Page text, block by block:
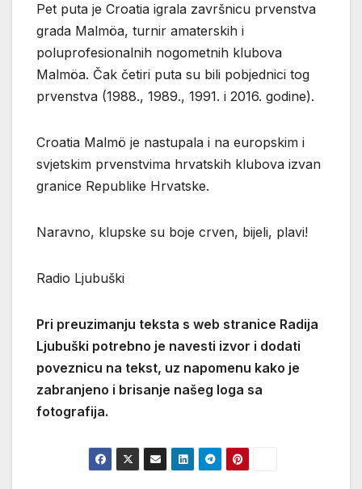
Pet puta je Croatia igrala završnicu prvenstva
grada Malmöa, turnir amaterskih i
poluprofesionalnih nogometnih klubova
Malmöa. Čak četiri puta su bili pobjednici tog
prvenstva (1988., 1989., 1991. i 2016. godine).
Croatia Malmö je nastupala i na europskim i
svjetskim prvenstvima hrvatskih klubova izvan
granice Republike Hrvatske.
Naravno, klupske su boje crven, bijeli, plavi!
Radio Ljubuški
Pri preuzimanju teksta s web stranice Radija
Ljubuški potrebno je navesti izvor i dodati
poveznicu na tekst, uz napomenu kako je
zabranjeno i brisanje našeg loga sa
fotografija.